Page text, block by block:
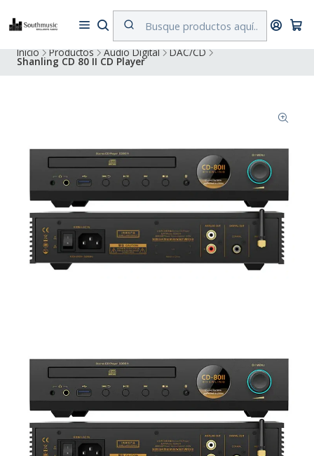
Despacho a todo Chile. Envíos gratuitos a Región Metropolitana por
compras superiores a $500.000
Inicio Productos Audio Digital DAC/CD
Shanling CD 80 II CD Player